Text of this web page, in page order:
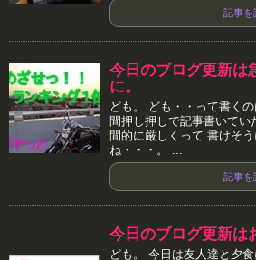
記事を
今日のブログ更新は
に。
ども。 ども・・って書く
間押し押しで記事書いてい
間的に厳しくって 書けそ
ね・・・。 ...
記事を
今日のブログ更新は
ども。 今日は友人達と夕